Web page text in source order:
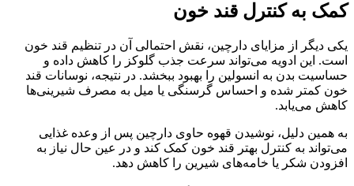
کمک به کنترل قند خون
یکی دیگر از مزایای دارچین، نقش احتمالی آن در تنظیم قند خون
است. این ادویه می‌تواند سرعت جذب گلوکز را کاهش داده و
حساسیت بدن به انسولین را بهبود ببخشد. در نتیجه، نوسانات قند
خون کمتر شده و احساس گرسنگی یا میل به مصرف شیرینی‌ها
کاهش می‌یابد.
به همین دلیل، نوشیدن قهوه حاوی دارچین پس از وعده غذایی
می‌تواند به کنترل بهتر قند خون کمک کند و در عین حال نیاز به
افزودن شکر یا خامه‌های شیرین را کاهش دهد.